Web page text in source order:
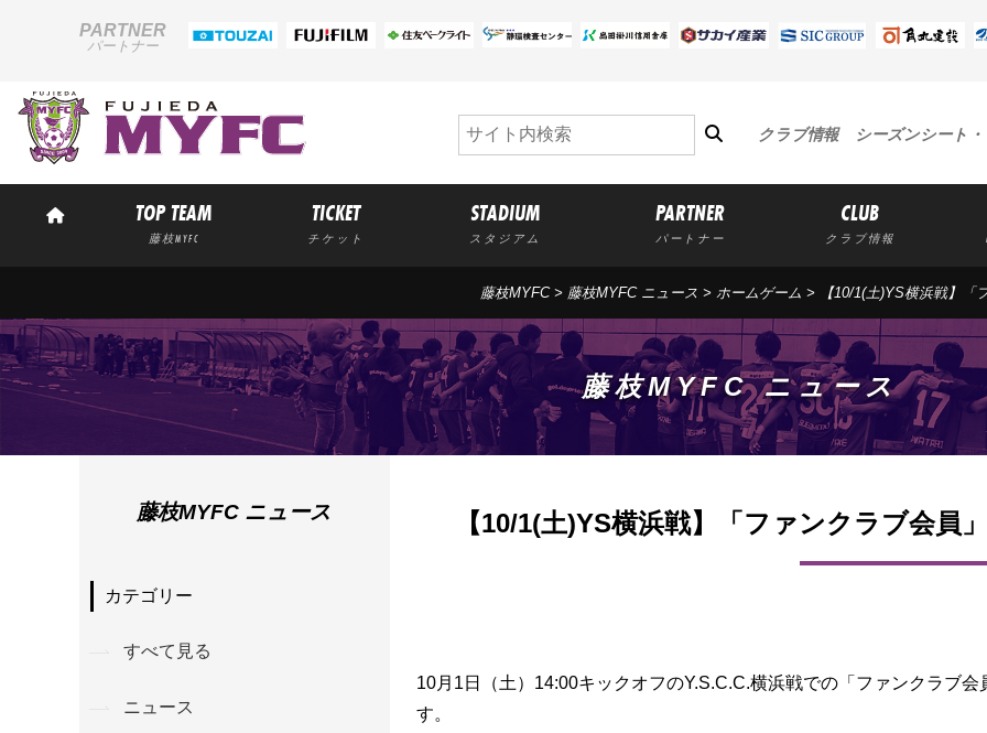
PARTNER
パートナー
クラブ情報 シーズンシート
TOP TEAM
藤枝MYFC
TICKET
チケット
STADIUM
スタジアム
PARTNER
パートナー
CLUB
クラブ情報
藤枝MYFC> 藤枝MYFC ニュース > ホームゲーム > 【10/1(土)YS横浜戦】「
藤枝MYFC ニュース
【10/1(土)YS横浜戦】「ファンクラブ会員
10月1日（土）14:00キックオフのY.S.C.C.横浜戦での「ファンクラブ
す。
藤枝MYFC ニュース
カテゴリー
すべて見る
ニュース